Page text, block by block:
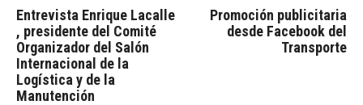
Entrevista Enrique Lacalle
, presidente del Comité
Organizador del Salón
Internacional de la
Logística y de la
Manutención
Promoción publicitaria
desde Facebook del
Transporte